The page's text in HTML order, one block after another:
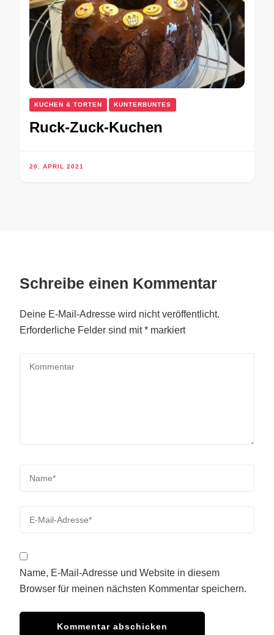
KUCHEN & TORTEN KUNTERBUNTES
Ruck-Zuck-Kuchen
20. APRIL 2021
Schreibe einen Kommentar
Deine E-Mail-Adresse wird nicht veröffentlicht.
Erforderliche Felder sind mit* markiert
Name, E-Mail-Adresse und Website in diesem
Browser für meinen nächsten Kommentar speichern.